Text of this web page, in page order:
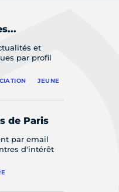
et
par profil
JEUNE
de Paris
par email
d'intérêt